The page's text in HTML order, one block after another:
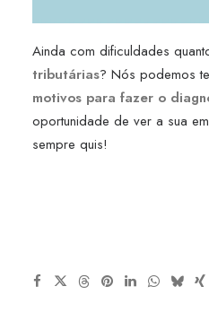
Ainda com dificuldades
tributárias? Nós podemos
motivos para fazer o
oportunidade de ver a sua
sempre quis!